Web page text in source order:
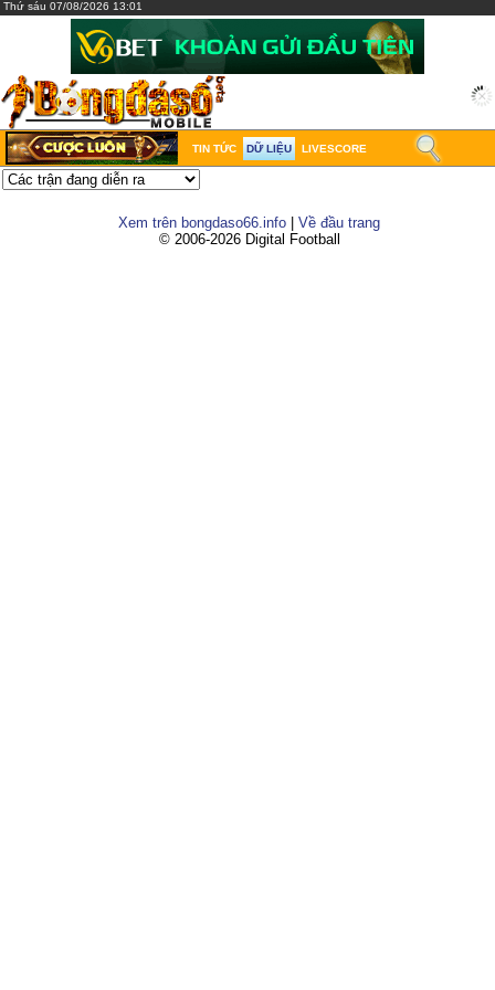
Thứ sáu 07/08/2026 13:01
TIN TỨC DỮ LIỆU LIVESCORE
Xem trên bongdaso66.info
Về đầu trang
© 2006-2026 Digital Football